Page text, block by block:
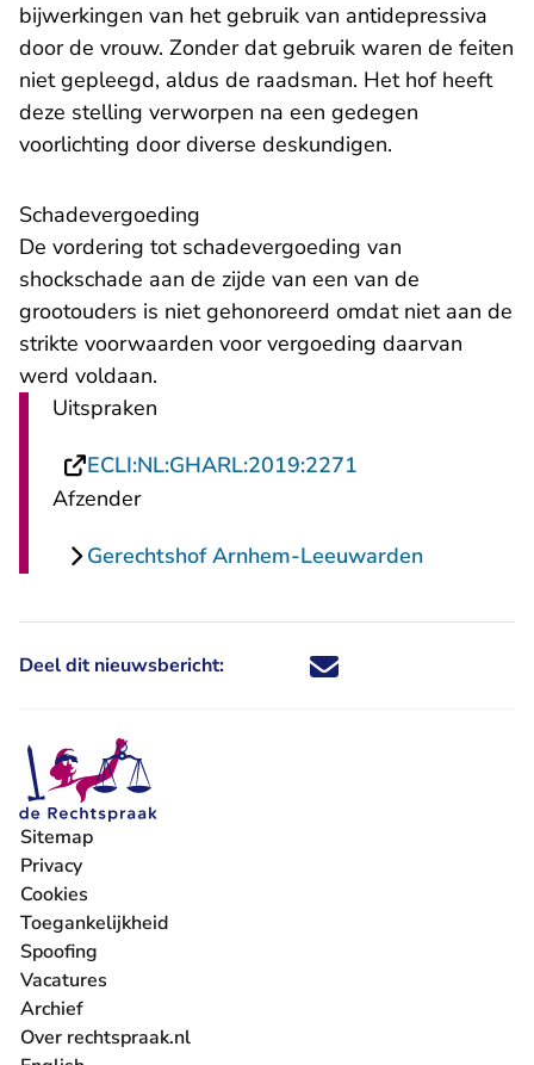
bijwerkingen van het gebruik van antidepressiva
door de vrouw. Zonder dat gebruik waren de feiten
niet gepleegd, aldus de raadsman. Het hof heeft
deze stelling verworpen na een gedegen
voorlichting door diverse deskundigen.
Schadevergoeding
De vordering tot schadevergoeding van
shockschade aan de zijde van een van de
grootouders is niet gehonoreerd omdat niet aan de
strikte voorwaarden voor vergoeding daarvan
werd voldaan.
Uitspraken
ECLI:NL:GHARL:2019:2271
Afzender
Gerechtshof Arnhem-Leeuwarden
Deel dit nieuwsbericht: Deel dit nieuwsbericht via X -
Deel dit nieuwsbericht via
Deel dit nieuwsbericht
Deel dit
Sitemap
Privacy
Cookies
Toegankelijkheid
Spoofing
Vacatures
- U verlaat Rechtspraak.nl
Archief
Over rechtspraak.nl